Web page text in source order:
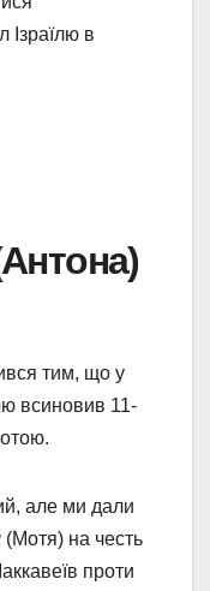
Ізраїлю в
тим, що у
всиновив 11-
але ми дали
(Мотя) на честь
проти